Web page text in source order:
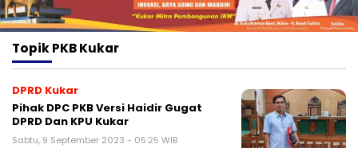
TopikPKB Kukar
DPRD Kukar
Pihak DPC PKB Versi Haidir Gugat
DPRD Dan KPU Kukar
Sabtu, 9 September 2023 - 05:25 WIB